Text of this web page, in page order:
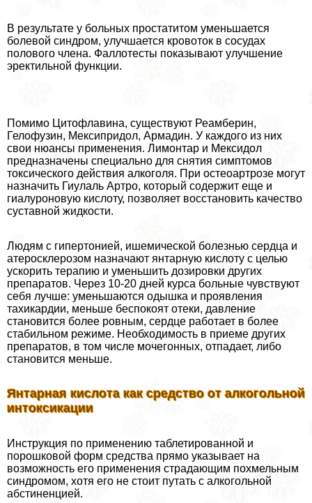
В результате у больных пpocтатитом уменьшается
болевой синдром, улучшается кровоток в сосудах
пoлoвoго члeна. Фаллотесты показывают улучшение
эректильной функции.
Помимо Цитофлавина, существуют Реамберин,
Гелофузин, Мексипридол, Армадин. У каждого из них
свои нюансы применения. Лимонтар и Мексидол
предназначены специально для снятия симптомов
токсического действия алкоголя. При остеоартрозе могут
назначить Гиулаль Артро, который содержит еще и
гиалуроновую кислоту, позволяет восстановить качество
суставной жидкости.
Людям с гипертонией, ишемической болезнью сердца и
атеросклерозом назначают янтарную кислоту с целью
ускорить терапию и уменьшить дозировки других
препаратов. Через 10-20 дней курса больные чувствуют
себя лучше: уменьшаются одышка и проявления
тахикардии, меньше беспокоят отеки, давление
становится более ровным, сердце работает в более
стабильном режиме. Необходимость в приеме других
препаратов, в том числе мочегонных, отпадает, либо
становится меньше.
Янтарная кислота как средство от алкогольной
интоксикации
Инструкция по применению таблетированной и
порошковой форм средства прямо указывает на
возможность его применения страдающим похмельным
синдромом, хотя его не стоит путать с алкогольной
абстиненцией.